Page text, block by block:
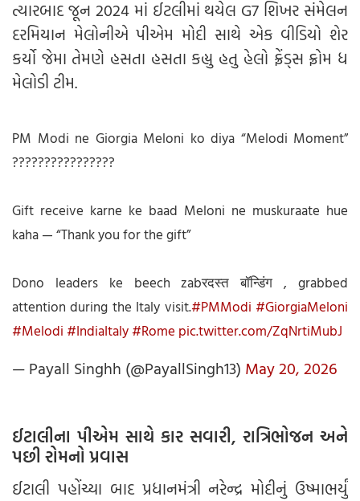
ત્યારબાદ જૂન 2024 માં ઈટલીમાં થયેલ G7 શિખર સંમેલન
દરમિયાન મેલોનીએ પીએમ મોદી સાથે એક વીડિયો શેર
કર્યો જેમા તેમણે હસતા હસતા કહ્યુ હતુ હેલો ફ્રેંડ્સ ફ્રોમ ધ
મેલોડી ટીમ.
PM Modi ne Giorgia Meloni ko diya “Melodi Moment”
????????????????
Gift receive karne ke baad Meloni ne muskuraate hue
kaha — “Thank you for the gift”
Dono leaders ke beech zabरदस्त बॉन्डिंग , grabbed
attention during the Italy visit.#PMModi #GiorgiaMeloni
#Melodi #IndiaItaly#Rome pic.twitter.com/ZqNrtiMubJ
— Payall Singhh (@PayallSingh13) May 20, 2026
ઈટાલીના પીએમ સાથે કાર સવારી, રાત્રિભોજન અને
પછી રોમનો પ્રવાસ
ઈટાલી પહોંચ્યા બાદ પ્રધાનમંત્રી નરેન્દ્ર મોદીનું ઉષ્માભર્યું